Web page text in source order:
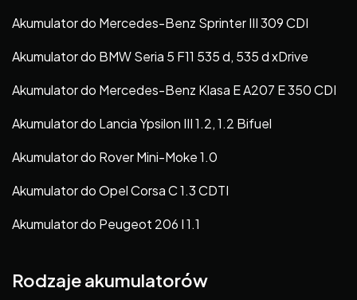
Akumulator do Mercedes-Benz Sprinter III 309 CDI
Akumulator do BMW Seria 5 F11 535 d, 535 d xDrive
Akumulator do Mercedes-Benz Klasa E A207 E 350 CDI
Akumulator do Lancia Ypsilon III 1.2, 1.2 Bifuel
Akumulator do Rover Mini-Moke 1.0
Akumulator do Opel Corsa C 1.3 CDTI
Akumulator do Peugeot 206 I 1.1
Rodzaje akumulatorów